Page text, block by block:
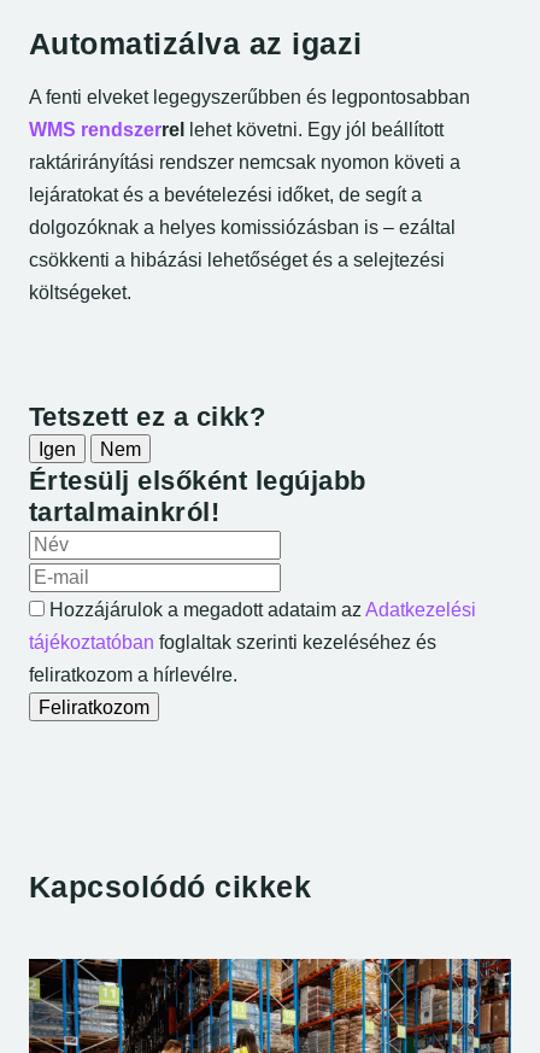
Automatizálva az igazi
A fenti elveket legegyszerűbben és legpontosabban
WMS rendszerrel
lehet követni. Egy jól beállított
raktárirányítási rendszer nemcsak nyomon követi a
lejáratokat és a bevételezési időket, de segít a
dolgozóknak a helyes komissiózásban is – ezáltal
csökkenti a hibázási lehetőséget és a selejtezési
költségeket.
Cikk interaktív űrlapjai
Értesülj elsőként legújabb
tartalmainkról!
A neved
Az e-mail címed
Hozzájárulok a megadott adataim az Adatkezelési
tájékoztatóban foglaltak szerinti kezeléséhez és
feliratkozom a hírlevélre.
Feliratkozom
Tetszett ez a cikk?
Igen Nem
Kapcsolódó cikkek